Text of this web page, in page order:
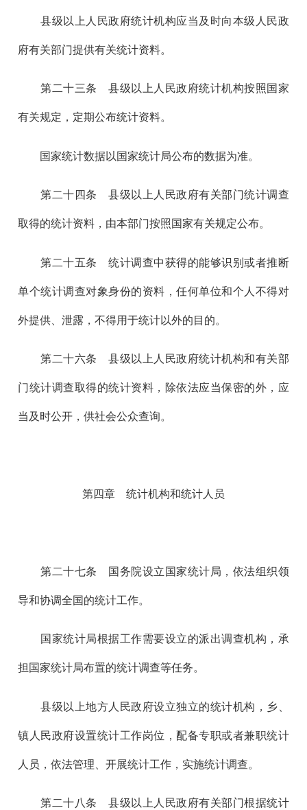
县级以上人民政府统计机构应当及时向本级人民政
府有关部门提供有关统计资料。
第二十三条 县级以上人民政府统计机构按照国家
有关规定，定期公布统计资料。
国家统计数据以国家统计局公布的数据为准。
第二十四条 县级以上人民政府有关部门统计调查
取得的统计资料，由本部门按照国家有关规定公布。
第二十五条 统计调查中获得的能够识别或者推断
单个统计调查对象身份的资料，任何单位和个人不得对
外提供、泄露，不得用于统计以外的目的。
第二十六条 县级以上人民政府统计机构和有关部
门统计调查取得的统计资料，除依法应当保密的外，应
当及时公开，供社会公众查询。
第四章 统计机构和统计人员
第二十七条 国务院设立国家统计局，依法组织领
导和协调全国的统计工作。
国家统计局根据工作需要设立的派出调查机构，承
担国家统计局布置的统计调查等任务。
县级以上地方人民政府设立独立的统计机构，乡、
镇人民政府设置统计工作岗位，配备专职或者兼职统计
人员，依法管理、开展统计工作，实施统计调查。
第二十八条 县级以上人民政府有关部门根据统计